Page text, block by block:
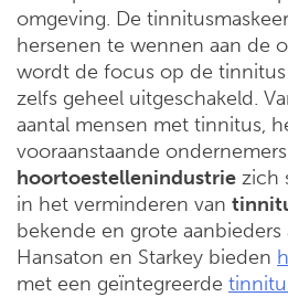
omgeving. De
hersenen te wennen aan de
wordt de focus op de
zelfs geheel uitgeschakeld.
aantal mensen met tinnitus,
vooraanstaande
hoortoestellenindustrie zich
in het verminderen van
bekende en grote aanbieders
Hansaton en Starkey bieden
met een geïntegreerde